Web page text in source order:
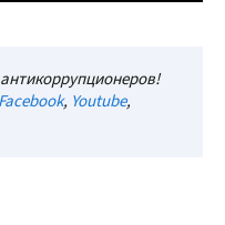
Facebook, Youtube,